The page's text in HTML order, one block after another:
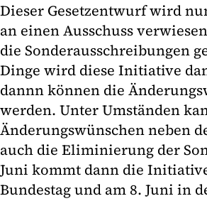
Dieser Gesetzentwurf wird
an einen Ausschuss
die Sonderausschreibungen
Dinge wird diese Initiative
dannn können die
werden. Unter Umständen
Änderungswünschen neben
auch die Eliminierung der
Juni kommt dann die
Bundestag und am 8. Juni in